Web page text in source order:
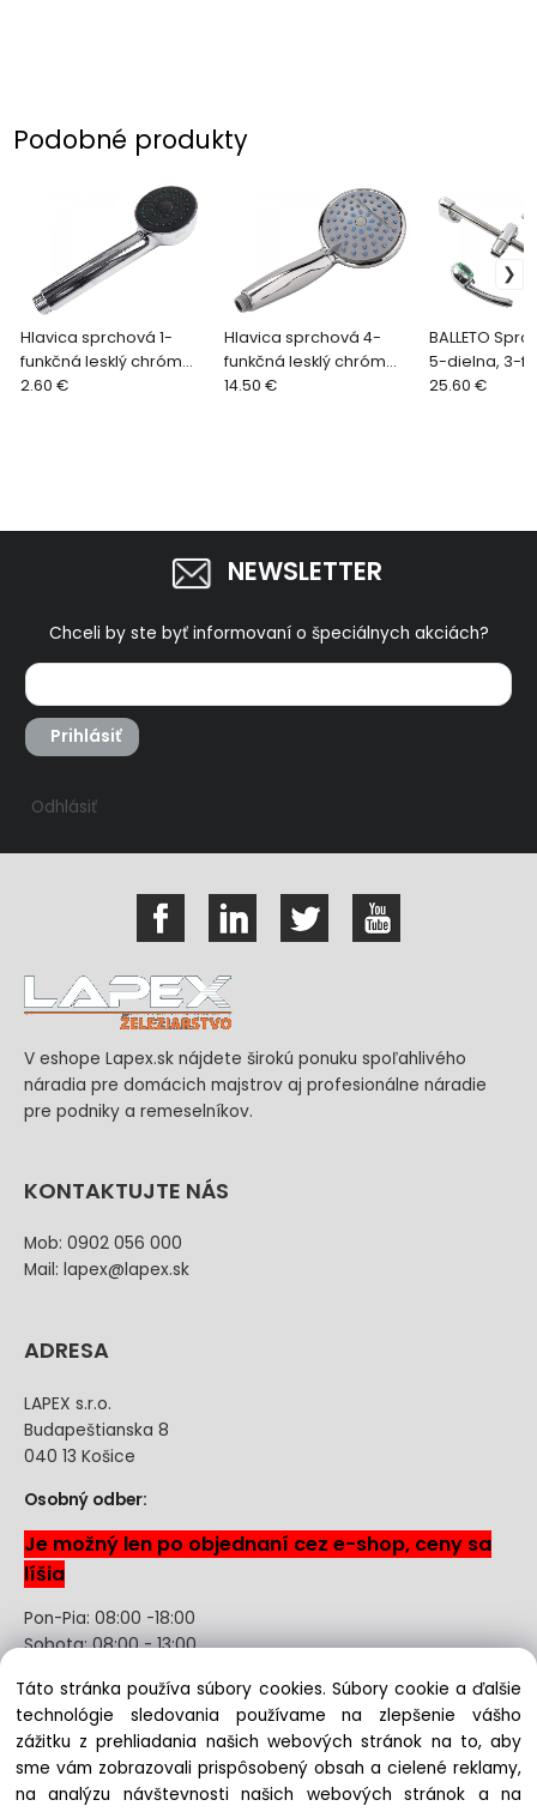
Podobné produkty
Hlavica sprchová 1-
funkčná lesklý chróm
630012
2.60 €
Hlavica sprchová 4-
funkčná lesklý chróm
830040
14.50 €
BALLETO
5-dielna, 3-
hlavica,
25.60 €
NEWSLETTER
Chceli by ste byť informovaní o špeciálnych akciách?
Prihlásiť
Odhlásiť
V eshope Lapex.sk nájdete širokú ponuku spoľahlivého
náradia pre domácich majstrov aj profesionálne náradie
pre podniky a remeselníkov.
KONTAKTUJTE NÁS
Mob: 0902 056 000
Mail: lapex@lapex.sk
ADRESA
LAPEX s.r.o.
Budapeštianska 8
040 13 Košice
Osobný odber:
Je možný len po objednaní cez e-shop, ceny sa
líšia
Pon-Pia: 08:00 -18:00
Sobota: 08:00 - 13:00
Odstúpenie od kúpnej zmluvy uzavretej na diaľku bez
registrácie
Táto stránka používa súbory cookies. Súbory cookie a ďalšie
technológie sledovania používame na zlepšenie vášho
zážitku z prehliadania našich webových stránok na to, aby
sme vám zobrazovali prispôsobený obsah a cielené reklamy,
na analýzu návštevnosti našich webových stránok a na